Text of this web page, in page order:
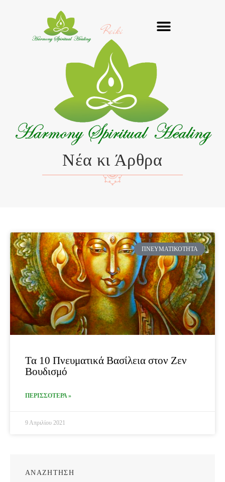
Reiki
Νέα κι Άρθρα
ΠΝΕΥΜΑΤΙΚΌΤΗΤΑ
Τα 10 Πνευματικά Βασίλεια στον Ζεν
Βουδισμό
ΠΕΡΙΣΣΟΤΕΡΑ »
9 Απριλίου 2021
ΑΝΑΖΗΤΗΣΗ